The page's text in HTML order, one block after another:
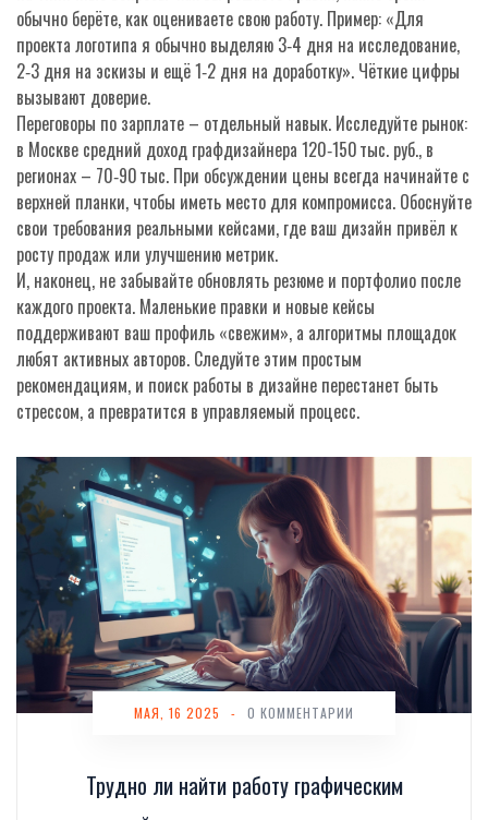
обычно берёте, как оцениваете свою работу. Пример: «Для
проекта логотипа я обычно выделяю 3‑4 дня на исследование,
2‑3 дня на эскизы и ещё 1‑2 дня на доработку». Чёткие цифры
вызывают доверие.
Переговоры по зарплате – отдельный навык. Исследуйте рынок:
в Москве средний доход графдизайнера 120‑150 тыс. руб., в
регионах – 70‑90 тыс. При обсуждении цены всегда начинайте с
верхней планки, чтобы иметь место для компромисса. Обоснуйте
свои требования реальными кейсами, где ваш дизайн привёл к
росту продаж или улучшению метрик.
И, наконец, не забывайте обновлять резюме и портфолио после
каждого проекта. Маленькие правки и новые кейсы
поддерживают ваш профиль «свежим», а алгоритмы площадок
любят активных авторов. Следуйте этим простым
рекомендациям, и поиск работы в дизайне перестанет быть
стрессом, а превратится в управляемый процесс.
Трудно ли найти работу графическим
МАЯ, 16 2025 - 0 КОММЕНТАРИИ